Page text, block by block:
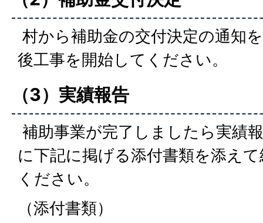
村から補助金の交付決定の通知
後工事を開始してください。
（3）実績報告
補助事業が完了しましたら実績
に下記に掲げる添付書類を添え
ください。
（添付書類）